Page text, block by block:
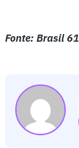
Fonte: Brasil 61